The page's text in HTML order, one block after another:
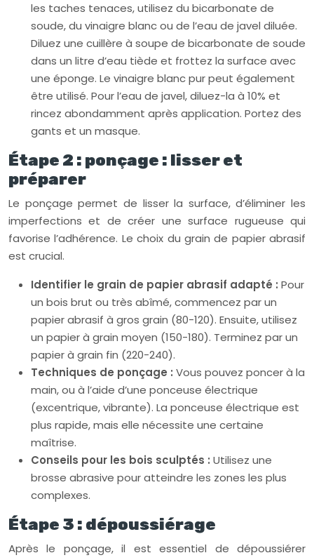
les taches tenaces, utilisez du bicarbonate de
soude, du vinaigre blanc ou de l’eau de javel diluée.
Diluez une cuillère à soupe de bicarbonate de soude
dans un litre d’eau tiède et frottez la surface avec
une éponge. Le vinaigre blanc pur peut également
être utilisé. Pour l’eau de javel, diluez-la à 10% et
rincez abondamment après application. Portez des
gants et un masque.
Étape 2 : ponçage : lisser et
préparer
Le ponçage permet de lisser la surface, d’éliminer les
imperfections et de créer une surface rugueuse qui
favorise l’adhérence. Le choix du grain de papier abrasif
est crucial.
Identifier le grain de papier abrasif adapté : Pour
un bois brut ou très abîmé, commencez par un
papier abrasif à gros grain (80-120). Ensuite, utilisez
un papier à grain moyen (150-180). Terminez par un
papier à grain fin (220-240).
Techniques de ponçage : Vous pouvez poncer à la
main, ou à l’aide d’une ponceuse électrique
(excentrique, vibrante). La ponceuse électrique est
plus rapide, mais elle nécessite une certaine
maîtrise.
Conseils pour les bois sculptés : Utilisez une
brosse abrasive pour atteindre les zones les plus
complexes.
Étape 3 : dépoussiérage
Après le ponçage, il est essentiel de dépoussiérer